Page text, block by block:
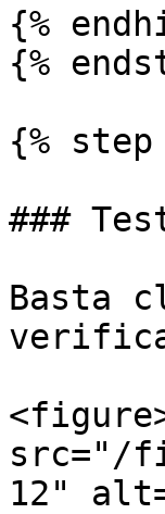
{%
{%
{% step
###
Basta
src="/
12"